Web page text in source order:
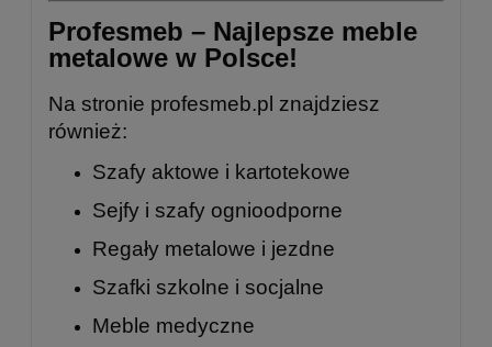
Profesmeb – Najlepsze meble
metalowe w Polsce!
Na stronie profesmeb.pl znajdziesz
również:
Szafy aktowe i kartotekowe
Sejfy i szafy ognioodporne
Regały metalowe i jezdne
Szafki szkolne i socjalne
Meble medyczne